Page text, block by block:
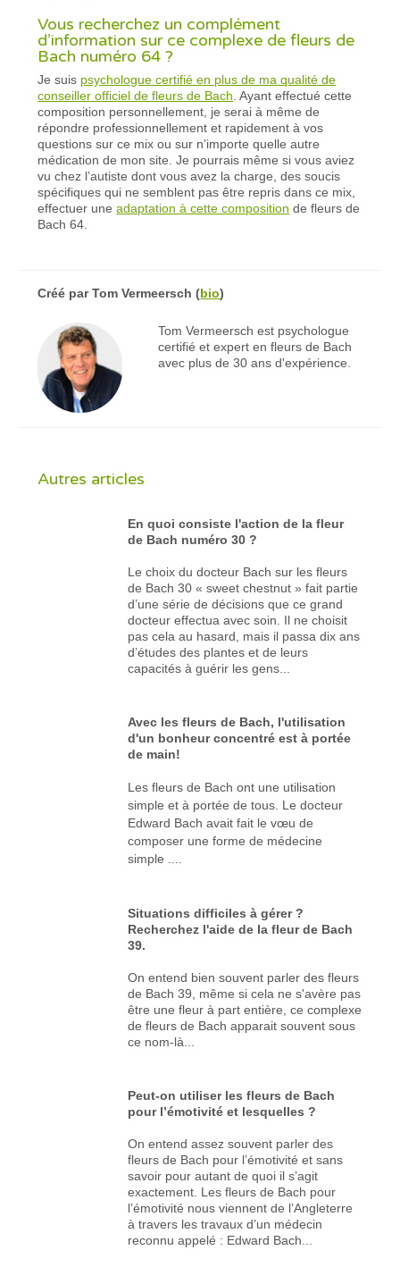
Vous recherchez un complément
d’information sur ce complexe de fleurs de
Bach numéro 64 ?
Je suis psychologue certifié en plus de ma qualité de
conseiller officiel de fleurs de Bach . Ayant effectué cette
composition personnellement, je serai à même de
répondre professionnellement et rapidement à vos
questions sur ce mix ou sur n’importe quelle autre
médication de mon site. Je pourrais même si vous aviez
vu chez l’autiste dont vous avez la charge, des soucis
spécifiques qui ne semblent pas être repris dans ce mix,
effectuer uneadaptation à cette composition de fleurs de
Bach 64.
Créé parTom Vermeersch (bio)
Tom Vermeersch est psychologue
certifié et expert en fleurs de Bach
avec plus de 30 ans d'expérience.
Autres articles
En quoi consiste l'action de la fleur
de Bach numéro 30 ?
Le choix du docteur Bach sur les fleurs
de Bach 30 « sweet chestnut » fait partie
d’une série de décisions que ce grand
docteur effectua avec soin. Il ne choisit
pas cela au hasard, mais il passa dix ans
d’études des plantes et de leurs
capacités à guérir les gens...
Avec les fleurs de Bach, l'utilisation
d'un bonheur concentré est à portée
de main!
Les fleurs de Bach ont une utilisation
simple et à portée de tous. Le docteur
Edward Bach avait fait le vœu de
composer une forme de médecine
simple ....
Situations difficiles à gérer ?
Recherchez l'aide de la fleur de Bach
39.
On entend bien souvent parler des fleurs
de Bach 39, même si cela ne s'avère pas
être une fleur à part entière, ce complexe
de fleurs de Bach apparait souvent sous
ce nom-là...
Peut-on utiliser les fleurs de Bach
pour l’émotivité et lesquelles ?
On entend assez souvent parler des
fleurs de Bach pour l’émotivité et sans
savoir pour autant de quoi il s’agit
exactement. Les fleurs de Bach pour
l’émotivité nous viennent de l’Angleterre
à travers les travaux d’un médecin
reconnu appelé : Edward Bach...